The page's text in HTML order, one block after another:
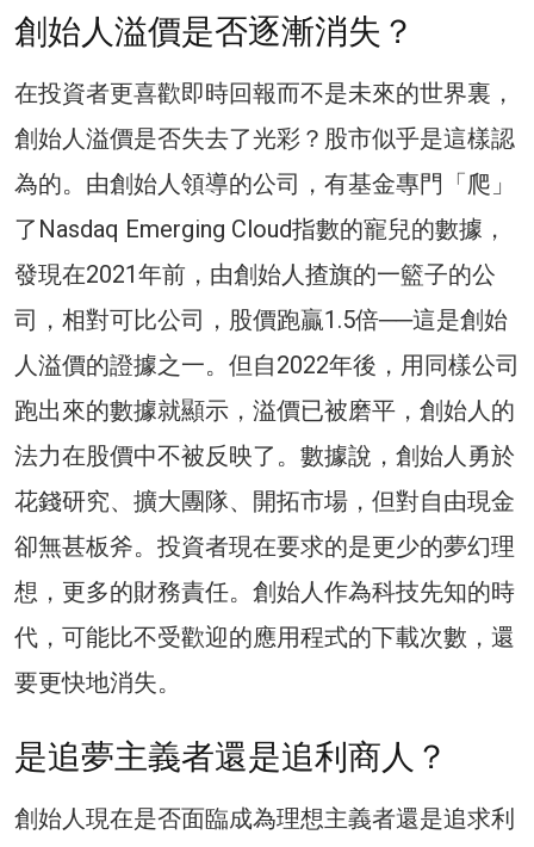
創始人溢價是否逐漸消失？
在投資者更喜歡即時回報而不是未來的世界裏，
創始人溢價是否失去了光彩？股市似乎是這樣認
為的。由創始人領導的公司，有基金專門「爬」
了Nasdaq Emerging Cloud指數的寵兒的數據，
發現在2021年前，由創始人揸旗的一籃子的公
司，相對可比公司，股價跑贏1.5倍──這是創始
人溢價的證據之一。但自2022年後，用同樣公司
跑出來的數據就顯示，溢價已被磨平，創始人的
法力在股價中不被反映了。數據說，創始人勇於
花錢研究、擴大團隊、開拓市場，但對自由現金
卻無甚板斧。投資者現在要求的是更少的夢幻理
想，更多的財務責任。創始人作為科技先知的時
代，可能比不受歡迎的應用程式的下載次數，還
要更快地消失。
是追夢主義者還是追利商人？
創始人現在是否面臨成為理想主義者還是追求利